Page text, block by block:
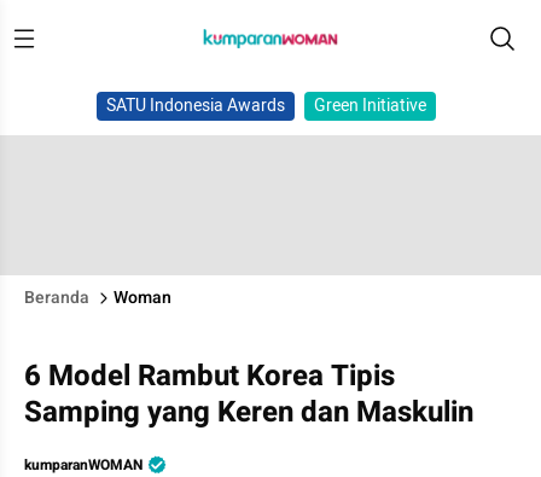
SATU Indonesia Awards Green Initiative
Beranda Woman
6 Model Rambut Korea Tipis
Samping yang Keren dan Maskulin
kumparanWOMAN